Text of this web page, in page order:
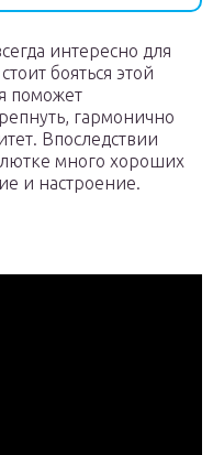
интересно для
бояться этой
поможет
гармонично
Впоследствии
много хороших
и настроение.